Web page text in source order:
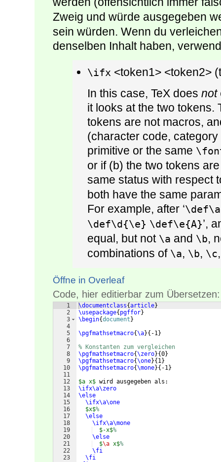
Zweig und würde ausgegeben
sein würden. Wenn du
denselben Inhalt haben,
\ifx <token1> <token2>
In this case, TeX does not
it looks at the two tokens.
tokens are not macros,
(character code,
primitive or the same
or if (b) the two tokens
same status with respect
both have the same
For example, after ‘
\def\d{\e} \def\e{A}’,
equal, but not \a and \b,
combinations of \a, \b, \c
Öffne in Overleaf
Code, hier editierbar zum Übersetzen:
1
2
3
4
5
6
7
8
9
10
11
12
13
14
15
16
17
18
19
20
21
22
23
\documentclass{article}
\usepackage{ pgffor}
\begin{document }
\pgfmathsetmacro{\a}{ -1}
% Konstanten zum vergleichen
\pgfmathsetmacro{\zero}{0}
\pgfmathsetmacro{\one}{ 1}
\pgfmathsetmacro{\mone}{ -1}
$a x$ wird ausgegeben als:
\ifx\a\zero
\else
\ifx\a\one
$x$%
\else
\ifx\a\mone
$-x$%
\else
$\a x$%
\fi
\fi